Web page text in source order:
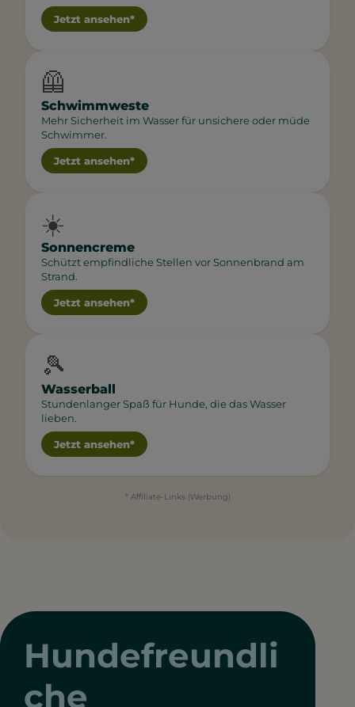
Jetzt ansehen*
🦺
Schwimmweste
Mehr Sicherheit im Wasser für unsichere oder müde
Schwimmer.
Jetzt ansehen*
☀️
Sonnencreme
Schützt empfindliche Stellen vor Sonnenbrand am
Strand.
Jetzt ansehen*
🎾
Wasserball
Stundenlanger Spaß für Hunde, die das Wasser
lieben.
Jetzt ansehen*
* Affiliate-Links (Werbung)
Hundefreundli
che